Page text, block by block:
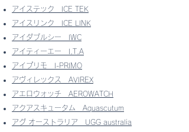
アイステック
ICE TEK
アイスリンク
ICE LINK
アイダブルシー
IWC
アイティーエー
I.T.A
アイプリモ
I-PRIMO
アヴィレックス
AVIREX
アエロウォッチ
AEROWATCH
アクアスキュータム
Aquascutum
アグ オーストラリア
UGG australia